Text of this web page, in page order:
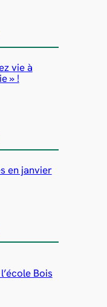
vie à
» !
en janvier
Bois